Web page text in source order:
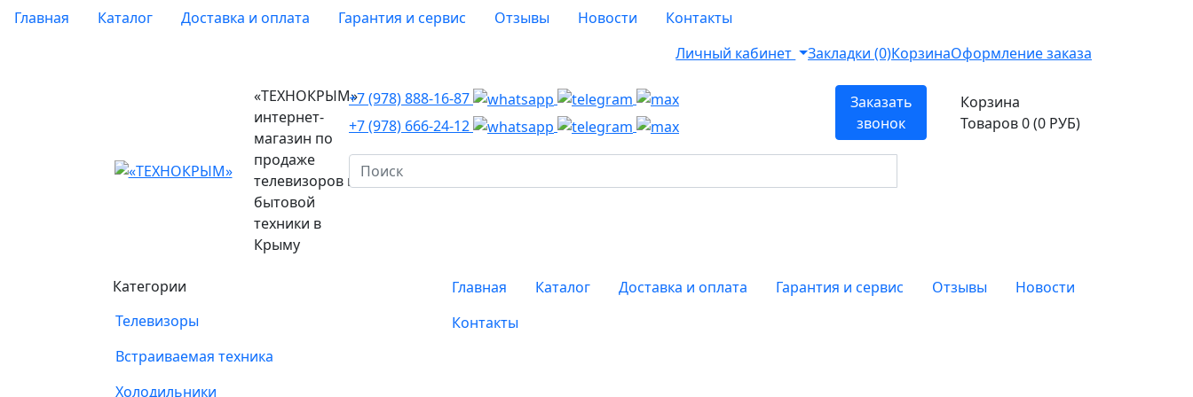
Главная Каталог Доставка и оплата Гарантия и сервис Отзывы Новости
Контакты
Личный кабинет
Закладки (0)КорзинаОформление заказа
«ТЕХНОКРЫМ»
интернет-
магазин по
продаже
телевизоров и
бытовой
техники в
Крыму
+7 (978)888-16-87
+7 (978) 666-24-12
Заказать
звонок
Корзина
Товаров 0 (0 РУБ)
Категории
Телевизоры
Встраиваемая техника
Холодильники
Главная Каталог Доставка и оплата Гарантия и сервис Отзывы
Новости
Контакты